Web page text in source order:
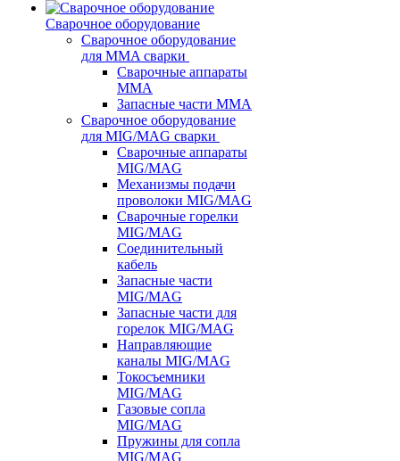
Сварочное оборудование
Сварочное оборудование
для MMA сварки
Сварочные аппараты
MMA
Запасные части MMA
Сварочное оборудование
для MIG/MAG сварки
Сварочные аппараты
MIG/MAG
Механизмы подачи
проволоки MIG/MAG
Сварочные горелки
MIG/MAG
Соединительный
кабель
Запасные части
MIG/MAG
Запасные части для
горелок MIG/MAG
Направляющие
каналы MIG/MAG
Токосъемники
MIG/MAG
Газовые сопла
MIG/MAG
Пружины для сопла
MIG/MAG